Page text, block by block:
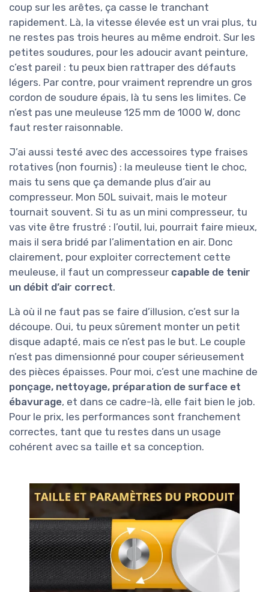
coup sur les arêtes, ça casse le tranchant
rapidement. Là, la vitesse élevée est un vrai plus, tu
ne restes pas trois heures au même endroit. Sur les
petites soudures, pour les adoucir avant peinture,
c’est pareil : tu peux bien rattraper des défauts
légers. Par contre, pour vraiment reprendre un gros
cordon de soudure épais, là tu sens les limites. Ce
n’est pas une meuleuse 125 mm de 1000 W, donc
faut rester raisonnable.
J’ai aussi testé avec des accessoires type fraises
rotatives (non fournis) : la meuleuse tient le choc,
mais tu sens que ça demande plus d’air au
compresseur. Mon 50L suivait, mais le moteur
tournait souvent. Si tu as un mini compresseur, tu
vas vite être frustré : l’outil, lui, pourrait faire mieux,
mais il sera bridé par l’alimentation en air. Donc
clairement, pour exploiter correctement cette
meuleuse, il faut un compresseur capable de tenir
un débit d’air correct.
Là où il ne faut pas se faire d’illusion, c’est sur la
découpe. Oui, tu peux sûrement monter un petit
disque adapté, mais ce n’est pas le but. Le couple
n’est pas dimensionné pour couper sérieusement
des pièces épaisses. Pour moi, c’est une machine de
ponçage, nettoyage, préparation de surface et
ébavurage, et dans ce cadre-là, elle fait bien le job.
Pour le prix, les performances sont franchement
correctes, tant que tu restes dans un usage
cohérent avec sa taille et sa conception.